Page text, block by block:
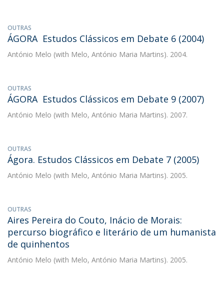
OUTRAS
ÁGORA  Estudos Clássicos em Debate 6 (2004)
António Melo (with Melo, António Maria Martins). 2004.
OUTRAS
ÁGORA  Estudos Clássicos em Debate 9 (2007)
António Melo (with Melo, António Maria Martins). 2007.
OUTRAS
Ágora. Estudos Clássicos em Debate 7 (2005)
António Melo (with Melo, António Maria Martins). 2005.
OUTRAS
Aires Pereira do Couto, Inácio de Morais:
percurso biográfico e literário de um humanista
de quinhentos
António Melo (with Melo, António Maria Martins). 2005.